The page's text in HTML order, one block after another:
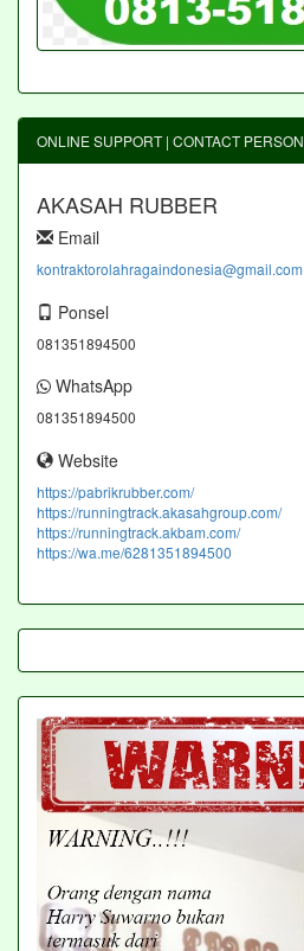
ONLINE SUPPORT | CONTACT PERSON
AKASAH RUBBER
Email
kontraktorolahragaindonesia@gmail.com
Ponsel
081351894500
WhatsApp
081351894500
Website
https://pabrikrubber.com/
https://runningtrack.akasahgroup.com/
https://runningtrack.akbam.com/
https://wa.me/6281351894500